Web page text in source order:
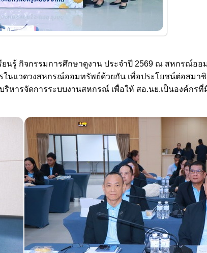
จกรรมการศึกษาดูงาน ประจำปี 2569 ณ สหกรณ์ออม
ในแวดวงสหกรณ์ออมทรัพย์ด้วยกัน เพื่อประโยชน์ต่อสมา
ริหารจัดการระบบงานสหกรณ์ เพื่อให้ สอ.นย.เป็นองค์กร